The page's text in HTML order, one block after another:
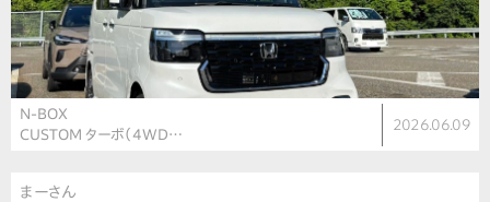
N-BOX
CUSTOM ターボ（4WD…
2026.06.09
まーさん